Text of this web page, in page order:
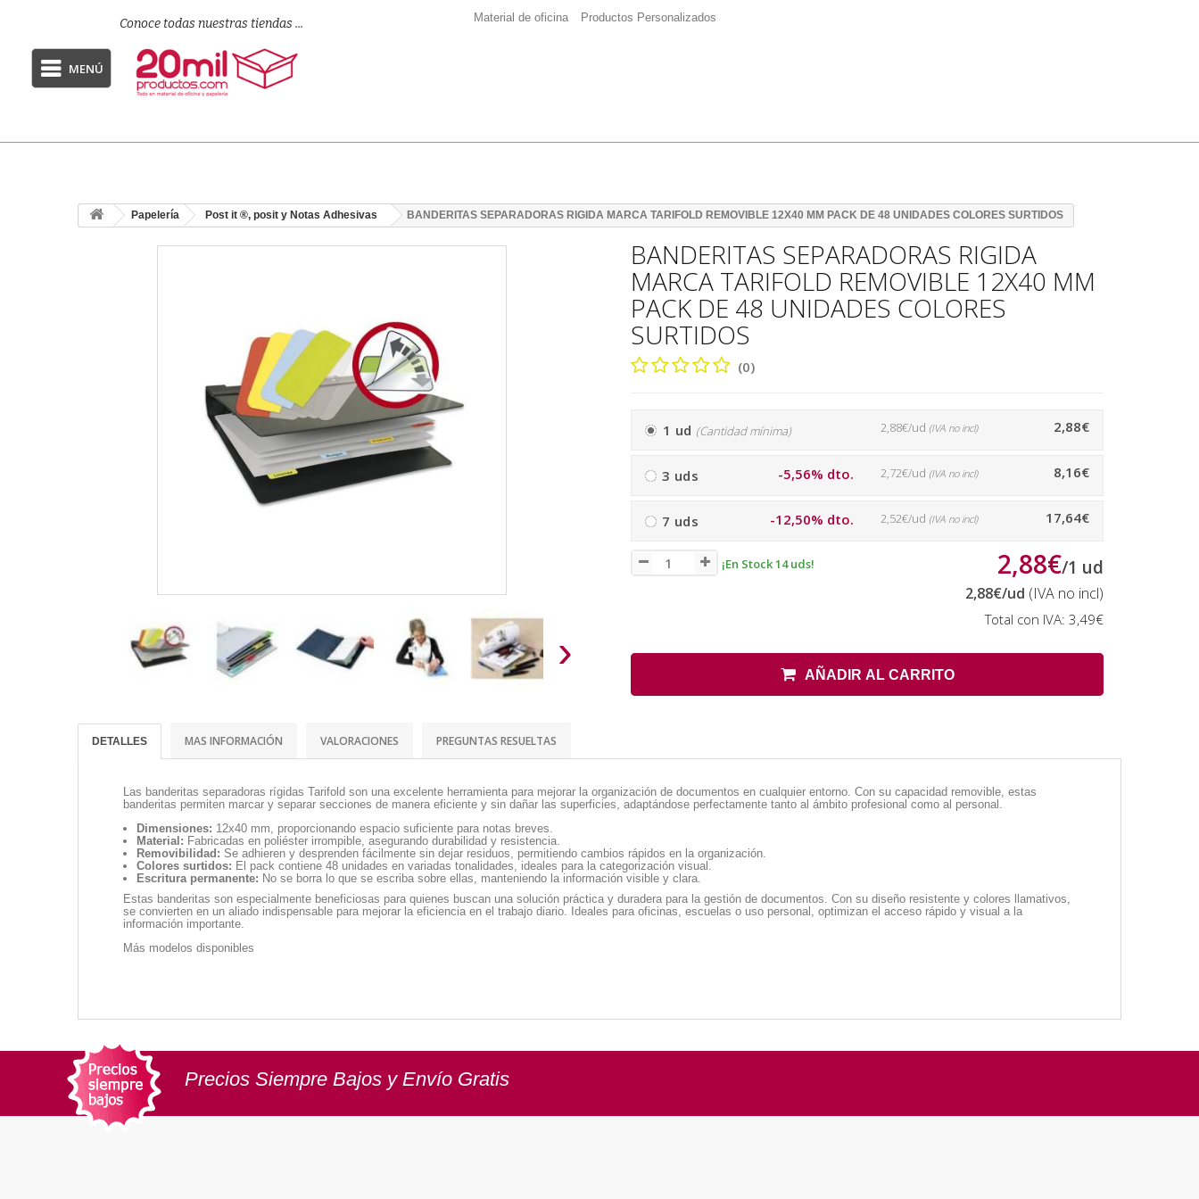
Conoce todas nuestras tiendas ... Material de oficina Productos Personalizados
MENÚ
Papelería Post it ®, posit y Notas Adhesivas BANDERITAS SEPARADORAS RIGIDA MARCA TARIFOLD REMOVIBLE 12X40 MM PACK DE 48 UNIDADES COLORES SURTIDOS
›
BANDERITAS SEPARADORAS RIGIDA
MARCA TARIFOLD REMOVIBLE 12X40 MM
PACK DE 48 UNIDADES COLORES
SURTIDOS
(0)
1 ud (Cantidad mínima) 2,88€
2,88€/ud (IVA no incl)
3 uds -5,56% dto. 8,16€
2,72€/ud (IVA no incl)
7 uds -12,50% dto. 17,64€
2,52€/ud (IVA no incl)
¡En Stock 14 uds! 2,88€/1 ud
2,88€/ud (IVA no incl)
Total con IVA: 3,49€
AÑADIR AL CARRITO
DETALLES MAS INFORMACIÓN VALORACIONES PREGUNTAS RESUELTAS
Las banderitas separadoras rígidas Tarifold son una excelente herramienta para mejorar la organización de documentos en cualquier entorno. Con su capacidad removible, estas
banderitas permiten marcar y separar secciones de manera eficiente y sin dañar las superficies, adaptándose perfectamente tanto al ámbito profesional como al personal.
Dimensiones: 12x40 mm, proporcionando espacio suficiente para notas breves.
Material: Fabricadas en poliéster irrompible, asegurando durabilidad y resistencia.
Removibilidad: Se adhieren y desprenden fácilmente sin dejar residuos, permitiendo cambios rápidos en la organización.
Colores surtidos: El pack contiene 48 unidades en variadas tonalidades, ideales para la categorización visual.
Escritura permanente: No se borra lo que se escriba sobre ellas, manteniendo la información visible y clara.
Estas banderitas son especialmente beneficiosas para quienes buscan una solución práctica y duradera para la gestión de documentos. Con su diseño resistente y colores llamativos,
se convierten en un aliado indispensable para mejorar la eficiencia en el trabajo diario. Ideales para oficinas, escuelas o uso personal, optimizan el acceso rápido y visual a la
información importante.
Más modelos disponibles
Precios Siempre Bajos y Envío Gratis